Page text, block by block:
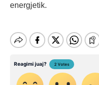
energjetik.